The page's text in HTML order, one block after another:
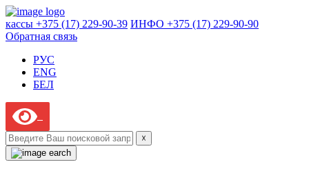
кассы +375 (17) 229-90-39 ИНФО +375 (17) 229-90-90
Обратная связь
РУС
ENG
БЕЛ
☓